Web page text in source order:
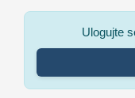
Ulogujte